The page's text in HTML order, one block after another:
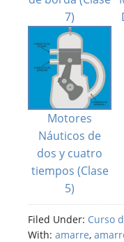
7)
Motores
Náuticos de
dos y cuatro
tiempos (Clase
5)
Filed Under: Curso
With: amarre,